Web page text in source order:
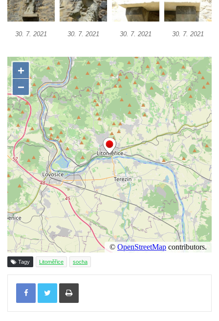
Budějovicích
Socha S tebou v parku na Senovážném
náměstí v Českých Budějovicích
náměstí v Českých Budějovicích
Sousoší Humanoidi na Lannově třídě v
Českých Budějovicích
Pomník Vojtěcha Adalberta Lanny v parku
Na Sadech v Českých Budějovicích
Pomník Přemysla Otakara II. v parku Na
Sadech v Českých Budějovicích
Socha Mateřství v parku Na Sadech v
Českých Budějovicích
Památník Otokara Mokrého v parku Na
Sadech v Českých Budějovicích
Poslední dochovaný tramvajový sloup na
Pražské třídě v Českých Budějovicích
Socha Civilizovaní na Husově třídě v
Českých Budějovicích
Sadech u Mlýnské stoky v Českých
Budějovicích
Sochy brouků u Mlýnské stoky v Českých
30. 7. 2021 30. 7. 2021 30. 7. 2021 30. 7. 2021
Tagy Litoměřice socha
Tisknout